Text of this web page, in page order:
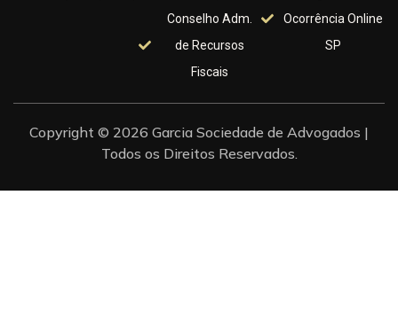
Conselho Adm.
de Recursos
Fiscais
Ocorrência Online
SP
Copyright © 2026 Garcia Sociedade de Advogados |
Todos os Direitos Reservados.